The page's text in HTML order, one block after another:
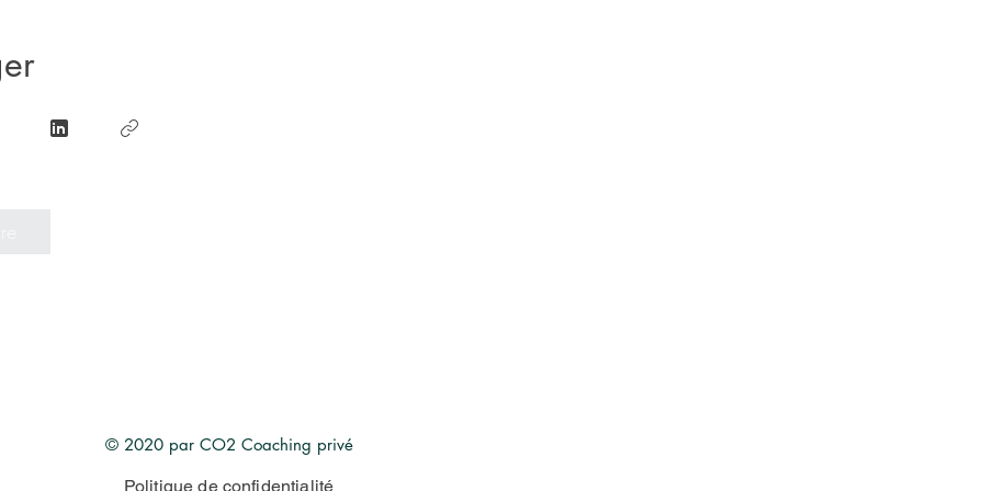
© 2020 par CO2 Coaching privé
Politique de confidentialité